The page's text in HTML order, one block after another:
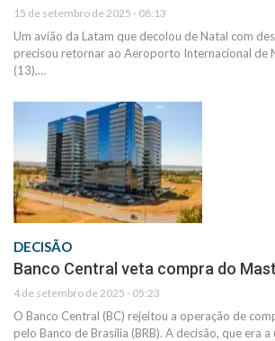
15 de setembro de 2025 - 08:13
Um avião da Latam que decolou de Natal com
precisou retornar ao Aeroporto Internacional de
(13),…
DECISÃO
Banco Central veta compra do
4 de setembro de 2025 - 05:23
O Banco Central (BC) rejeitou a operação de
pelo Banco de Brasília (BRB). A decisão, que era